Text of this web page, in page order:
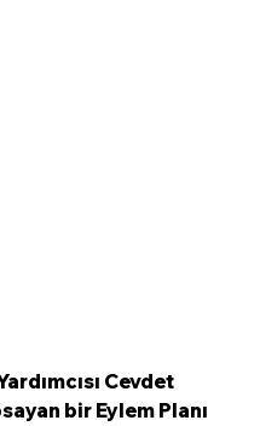
Cevdet
bir Eylem Planı